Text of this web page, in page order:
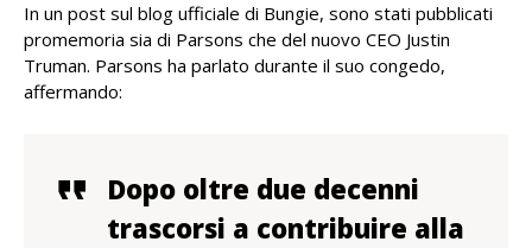
In un post sul blog ufficiale di Bungie, sono stati pubblicati
promemoria sia di Parsons che del nuovo CEO Justin
Truman. Parsons ha parlato durante il suo congedo,
affermando:
Dopo oltre due decenni
trascorsi a contribuire alla